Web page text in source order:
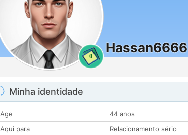
0
Hassan6666
Minha identidade
Age
44 anos
Aqui para
Relacionamento sério